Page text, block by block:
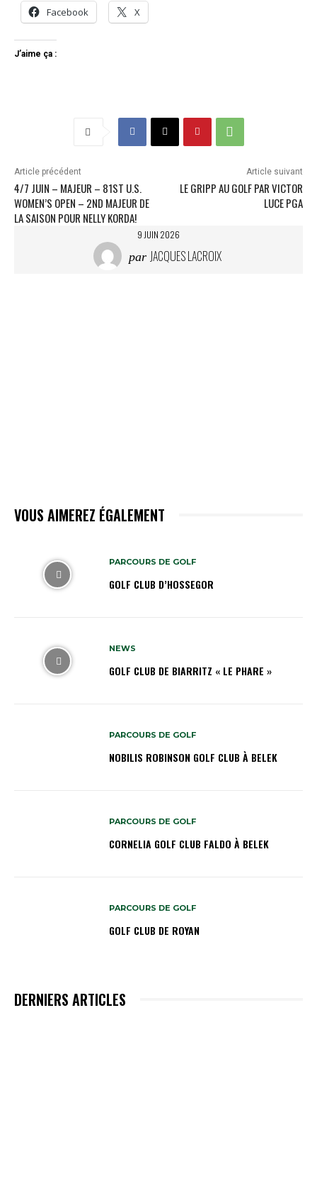
Facebook X
J’aime ça :
Article précédent
4/7 JUIN – MAJEUR – 81ST U.S.
WOMEN’S OPEN – 2ND MAJEUR DE
LA SAISON POUR NELLY KORDA!
Article suivant
LE GRIPP AU GOLF PAR VICTOR
LUCE PGA
9 JUIN 2026
par JACQUES LACROIX
VOUS AIMEREZ ÉGALEMENT
PARCOURS DE GOLF
GOLF CLUB D’HOSSEGOR
NEWS
GOLF CLUB DE BIARRITZ « LE PHARE »
PARCOURS DE GOLF
NOBILIS ROBINSON GOLF CLUB À BELEK
PARCOURS DE GOLF
CORNELIA GOLF CLUB FALDO À BELEK
PARCOURS DE GOLF
GOLF CLUB DE ROYAN
DERNIERS ARTICLES